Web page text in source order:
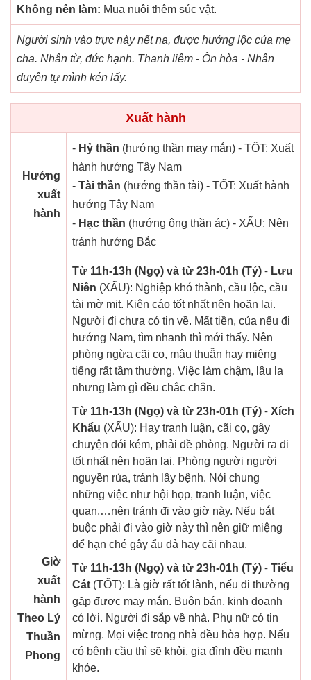
Không nên làm: Mua nuôi thêm súc vật.
Người sinh vào trực này nết na, được hưởng lộc của mẹ
cha. Nhân từ, đức hạnh. Thanh liêm - Ôn hòa - Nhân
duyên tự mình kén lấy.
Xuất hành
Hướng
xuất
hành
- Hỷ thần (hướng thần may mắn) - TỐT: Xuất
hành hướng Tây Nam
- Tài thần (hướng thần tài) - TỐT: Xuất hành
hướng Tây Nam
- Hạc thần (hướng ông thần ác) - XẤU: Nên
tránh hướng Bắc
Giờ
xuất
hành
Theo Lý
Thuần
Phong
Từ 11h-13h (Ngọ) và từ 23h-01h (Tý) - Lưu
Niên (XẤU): Nghiệp khó thành, cầu lộc, cầu
tài mờ mịt. Kiện cáo tốt nhất nên hoãn lại.
Người đi chưa có tin về. Mất tiền, của nếu đi
hướng Nam, tìm nhanh thì mới thấy. Nên
phòng ngừa cãi cọ, mâu thuẫn hay miệng
tiếng rất tầm thường. Việc làm chậm, lâu la
nhưng làm gì đều chắc chắn.
Từ 11h-13h (Ngọ) và từ 23h-01h (Tý) - Xích
Khẩu (XẤU): Hay tranh luận, cãi cọ, gây
chuyện đói kém, phải đề phòng. Người ra đi
tốt nhất nên hoãn lại. Phòng người người
nguyền rủa, tránh lây bệnh. Nói chung
những việc như hội họp, tranh luận, việc
quan,…nên tránh đi vào giờ này. Nếu bắt
buộc phải đi vào giờ này thì nên giữ miệng
để hạn ché gây ẩu đả hay cãi nhau.
Từ 11h-13h (Ngọ) và từ 23h-01h (Tý) - Tiểu
Cát (TỐT): Là giờ rất tốt lành, nếu đi thường
gặp được may mắn. Buôn bán, kinh doanh
có lời. Người đi sắp về nhà. Phụ nữ có tin
mừng. Mọi việc trong nhà đều hòa hợp. Nếu
có bệnh cầu thì sẽ khỏi, gia đình đều mạnh
khỏe.